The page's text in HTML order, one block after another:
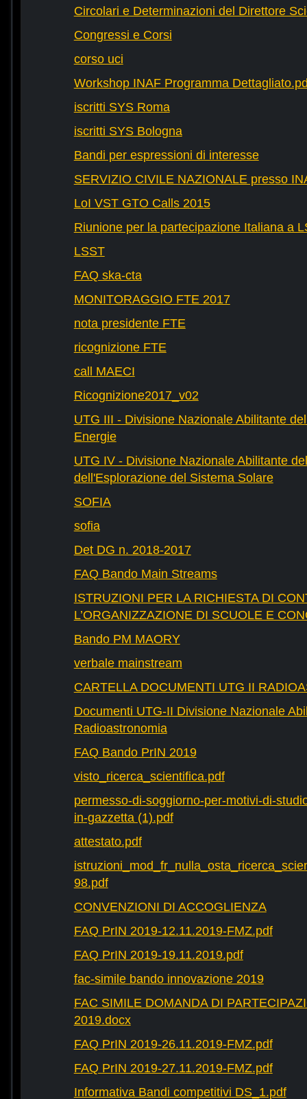
Circolari e Determinazioni del Direttore
Congressi e Corsi
corso uci
Workshop INAF Programma
iscritti SYS Roma
iscritti SYS Bologna
Bandi per espressioni di interesse
SERVIZIO CIVILE NAZIONALE presso
LoI VST GTO Calls 2015
Riunione per la partecipazione Italiana a
LSST
FAQ ska-cta
MONITORAGGIO FTE 2017
nota presidente FTE
ricognizione FTE
call MAECI
Ricognizione2017_v02
UTG III - Divisione Nazionale Abilitante
Energie
UTG IV - Divisione Nazionale Abilitante
dell'Esplorazione del Sistema Solare
SOFIA
sofia
Det DG n. 2018-2017
FAQ Bando Main Streams
ISTRUZIONI PER LA RICHIESTA DI
L’ORGANIZZAZIONE DI SCUOLE E
Bando PM MAORY
verbale mainstream
CARTELLA DOCUMENTI UTG II
Documenti UTG-II Divisione Nazionale
Radioastronomia
FAQ Bando PrIN 2019
visto_ricerca_scientifica.pdf
permesso-di-soggiorno-per-motivi-di-
in-gazzetta (1).pdf
attestato.pdf
98.pdf
CONVENZIONI DI ACCOGLIENZA
FAQ PrIN 2019-12.11.2019-FMZ.pdf
FAQ PrIN 2019-19.11.2019.pdf
fac-simile bando innovazione 2019
FAC SIMILE DOMANDA DI
2019.docx
FAQ PrIN 2019-26.11.2019-FMZ.pdf
FAQ PrIN 2019-27.11.2019-FMZ.pdf
Informativa Bandi competitivi DS_1.pdf